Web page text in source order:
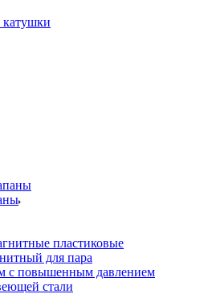
катушки
пластиковые
для пара
с повышенным давлением
стали